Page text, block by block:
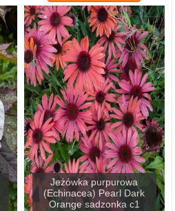
Jeżówka purpurowa
(Echinacea) Pearl Dark
Orange sadzonka c1